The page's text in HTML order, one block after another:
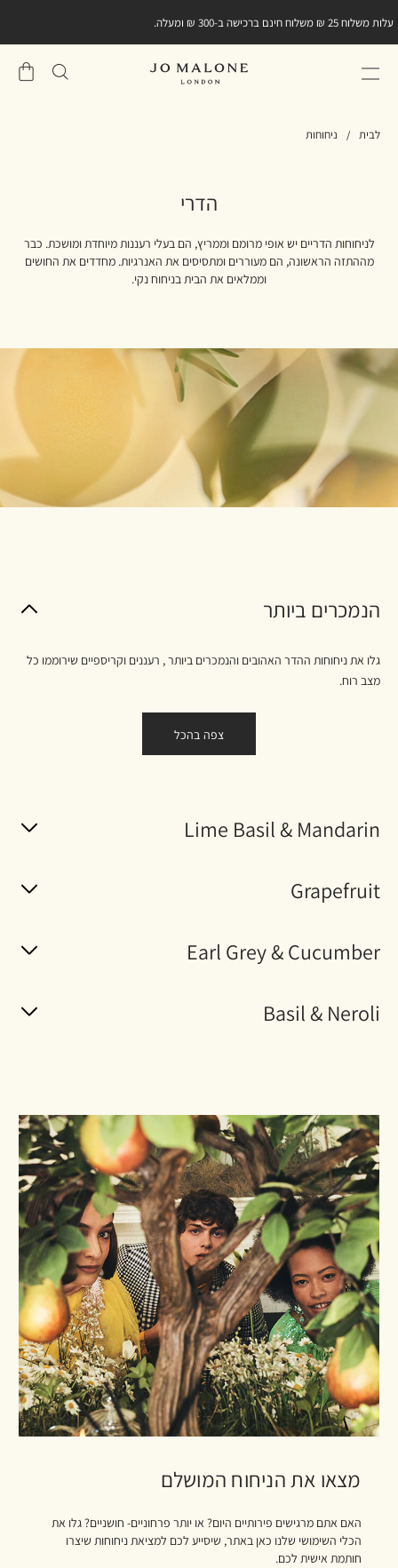
עלות משלוח 25 ₪ משלוח חינם ברכישה ב-300 ₪ ומעלה.
שֶׁלִי
לבית ניחוחות
הדרי
לניחוחות הדריים יש אופי מרומם וממריץ, הם בעלי רעננות מיוחדת ומושכת. כבר
מההתזה הראשונה, הם מעוררים ומתסיסים את האנרגיות. מחדדים את החושים
וממלאים את הבית בניחוח נקי.
הנמכרים ביותר
גלו את ניחוחות ההדר האהובים והנמכרים ביותר , רעננים וקריספיים שירוממו כל
מצב רוח.
צפה בהכל
Lime Basil & Mandarin
Grapefruit
Earl Grey & Cucumber
Basil & Neroli
מצאו את הניחוח המושלם
האם אתם מרגישים פירותיים היום? או יותר פרחוניים- חושניים? גלו את
הכלי השימושי שלנו כאן באתר, שיסייע לכם למציאת ניחוחות שיצרו
חותמת אישית לכם.